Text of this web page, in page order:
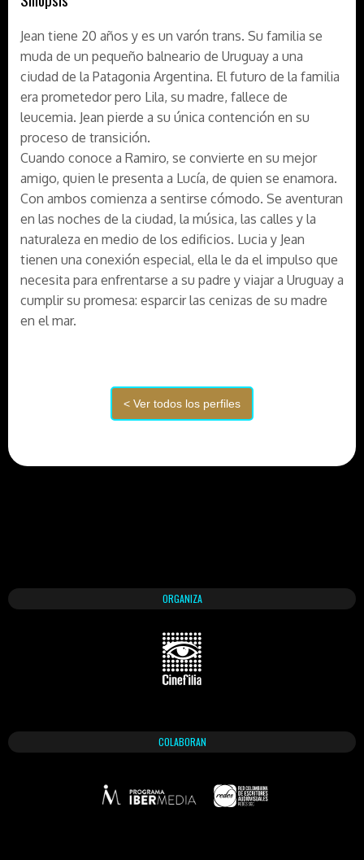
Jean tiene 20 años y es un varón trans. Su familia se
muda de un pequeño balneario de Uruguay a una
ciudad de la Patagonia Argentina. El futuro de la familia
era prometedor pero Lila, su madre, fallece de
leucemia. Jean pierde a su única contención en su
proceso de transición.
Cuando conoce a Ramiro, se convierte en su mejor
amigo, quien le presenta a Lucía, de quien se enamora.
Con ambos comienza a sentirse cómodo. Se aventuran
en las noches de la ciudad, la música, las calles y la
naturaleza en medio de los edificios. Lucia y Jean
tienen una conexión especial, ella le da el impulso que
necesita para enfrentarse a su padre y viajar a Uruguay a
cumplir su promesa: esparcir las cenizas de su madre
en el mar.
ORGANIZA
COLABORAN